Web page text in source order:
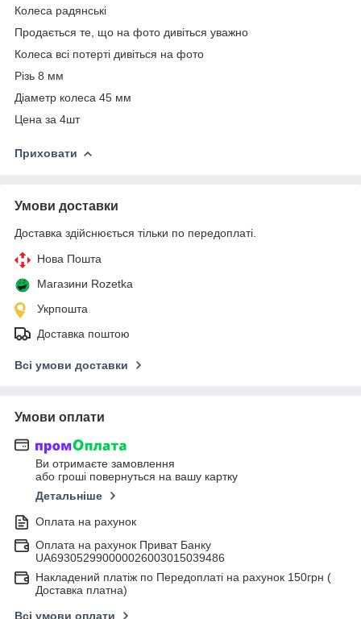
Колеса радянські
Продається те, що на фото дивіться уважно
Колеса всі потерті дивіться на фото
Різь 8 мм
Діаметр колеса 45 мм
Цена за 4шт
Приховати
Умови доставки
Доставка здійснюється тільки по передоплаті.
Нова Пошта
Магазини Rozetka
Укрпошта
Доставка поштою
Всі умови доставки
Умови оплати
Ви отримаєте замовлення
або гроші повернуться на вашу картку
Детальніше
Оплата на рахунок
Оплата на рахунок Приват Банку
UA693052990000026003015039486
Накладений платіж по Передоплаті на рахунок 150грн (
Доставка платна)
Всі умови оплати